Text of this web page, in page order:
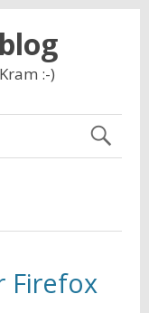
:-)
Firefox